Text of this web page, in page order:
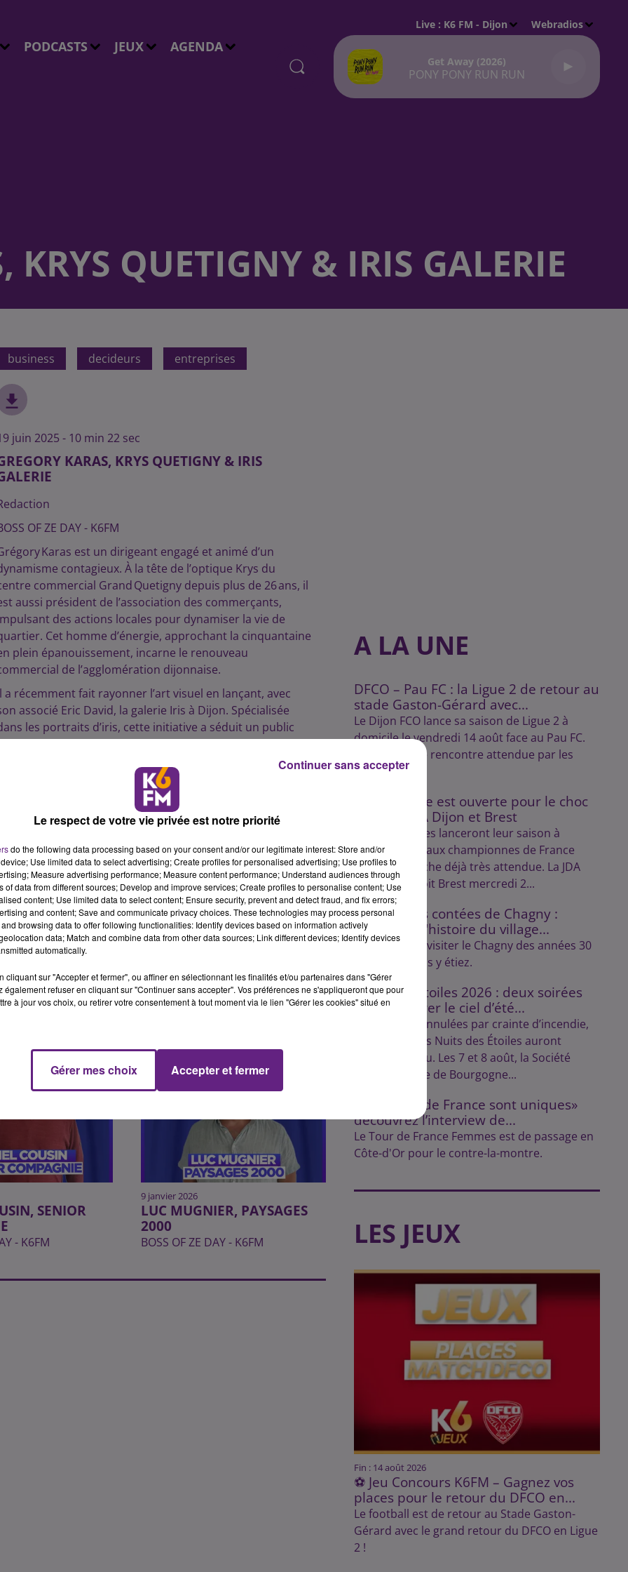
PODCASTS JEUX AGENDA
Live : K6 FM - Dijon Webradios
Get Away (2026)
PONY PONY RUN RUN
KRYS QUETIGNY & IRIS GALERIE
business decideurs entreprises
juin 2025 - 10 min 22 sec
KARAS, KRYS QUETIGNY & IRIS
OF ZE DAY - K6FM
Karas est un dirigeant engagé et animé d’un
contagieux. À la tête de l’optique Krys du
commercial Grand Quetigny depuis plus de 26 ans, il
aussi président de l’association des commerçants,
des actions locales pour dynamiser la vie de
Cet homme d’énergie, approchant la cinquantaine
plein épanouissement, incarne le renouveau
de l’agglomération dijonnaise.
a récemment fait rayonner l’art visuel en lançant, avec
associé Eric David, la galerie Iris à Dijon. Spécialisée
les portraits d’iris, cette initiative a séduit un public
prêt à exhiber ses propres regards en grand
Dans ce podcast, Grégory partage avec simplicité et bonne
humeur son parcours d’entrepreneur local et sa vision d’un
commerce de proximité qui inspire les habitants et fédère
10 min 22 sec
SENIOR
- K6FM
9 janvier 2026
LUC MUGNIER, PAYSAGES
2000
BOSS OF ZE DAY - K6FM
A LA UNE
DFCO – Pau FC : la Ligue 2 de retour au
stade Gaston-Gérard avec...
Le Dijon FCO lance sa saison de Ligue 2 à
domicile le vendredi 14 août face au Pau FC.
Une première rencontre attendue par les
supporters.
La billetterie est ouverte pour le choc
entre la JDA Dijon et Brest
Les Dijonnaises lanceront leur saison à
domicile face aux championnes de France
dans une affiche déjà très attendue. La JDA
Handball reçoit Brest mercredi 2...
Les balades contées de Chagny :
découvrez l'histoire du village...
Lulu vous fait visiter le Chagny des années 30
comme si vous y étiez.
Nuits des Étoiles 2026 : deux soirées
pour explorer le ciel d’été...
Initialement annulées par crainte d’incendie,
les soirées des Nuits des Étoiles auront
finalement lieu. Les 7 et 8 août, la Société
Astronomique de Bourgogne...
«Les Tours de France sont uniques»
découvrez l’interview de...
Le Tour de France Femmes est de passage en
Côte-d'Or pour le contre-la-montre.
LES JEUX
Fin : 14 août 2026
⚽ Jeu Concours K6FM – Gagnez vos
places pour le retour du DFCO en...
Le football est de retour au Stade Gaston-
Gérard avec le grand retour du DFCO en Ligue
2 !
Le respect de votre vie privée est notre priorité
do the following data processing based on your consent and/or our legitimate interest: Store and/or
Use limited data to select advertising; Create profiles for personalised advertising; Use profiles to
Measure advertising performance; Measure content performance; Understand audiences through
of data from different sources; Develop and improve services; Create profiles to personalise content; Use
content; Use limited data to select content; Ensure security, prevent and detect fraud, and fix errors;
and content; Save and communicate privacy choices. These technologies may process personal
browsing data to offer following functionalities: Identify devices based on information actively
data; Match and combine data from other data sources; Link different devices; Identify devices
automatically.
cliquant sur "Accepter et fermer", ou affiner en sélectionnant les finalités et/ou partenaires dans "Gérer
également refuser en cliquant sur "Continuer sans accepter". Vos préférences ne s'appliqueront que pour
à jour vos choix, ou retirer votre consentement à tout moment via le lien "Gérer les cookies" situé en
Gérer mes choix Accepter et fermer
Continuer sans accepter